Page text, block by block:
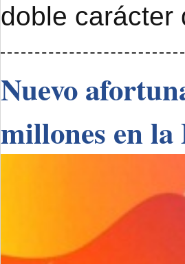
doble carácter
Nuevo
millones en la